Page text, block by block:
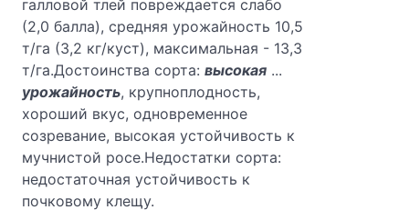
галловой тлей повреждается слабо
(2,0 балла), средняя урожайность 10,5
т/га (3,2 кг/куст), максимальная - 13,3
т/га.Достоинства сорта: высокая ...
урожайность, крупноплодность,
хороший вкус, одновременное
созревание, высокая устойчивость к
мучнистой росе.Недостатки сорта:
недостаточная устойчивость к
почковому клещу.